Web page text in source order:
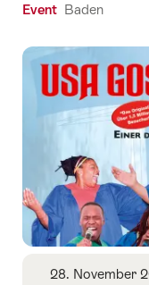
Event Baden
28. November